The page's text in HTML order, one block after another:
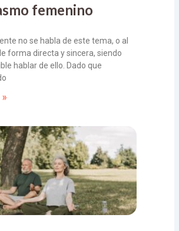
femenino
no se habla de este tema, o al
forma directa y sincera, siendo
hablar de ello. Dado que